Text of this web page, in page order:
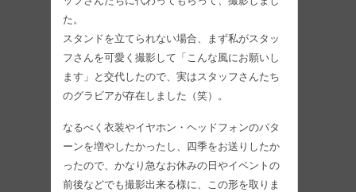
た。
スタンドを立てられない場合、まず私がスタッ
フさんを可愛く撮影して「こんな風にお願いし
ます」と交代したので、実はスタッフさんたち
のグラビアが存在しました（笑）。
なるべく衣装やイヤホン・ヘッドフォンのパタ
ーンを増やしたかったし、四季をお送りしたか
ったので、かなり急なお休みの日やイベントの
前後などでも撮影出来る様に、この形を取りま